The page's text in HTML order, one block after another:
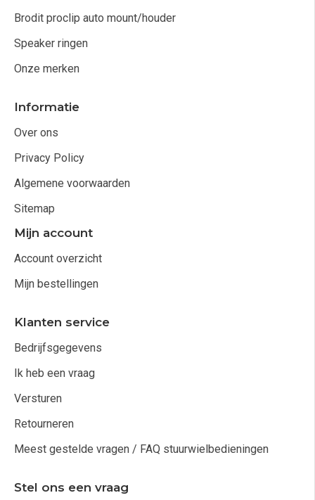
Brodit proclip auto mount/houder
Speaker ringen
Onze merken
Informatie
Over ons
Privacy Policy
Algemene voorwaarden
Sitemap
Mijn account
Account overzicht
Mijn bestellingen
Klanten service
Bedrijfsgegevens
Ik heb een vraag
Versturen
Retourneren
Meest gestelde vragen / FAQ stuurwielbedieningen
Stel ons een vraag